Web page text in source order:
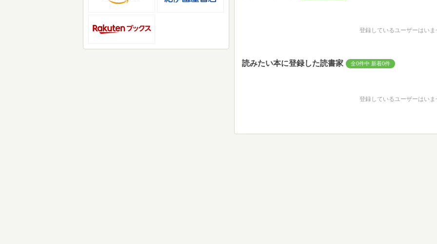
登録しているユーザーはいま
読みたい本に登録した読書家 全0件中 新着0件
登録しているユーザーはいま